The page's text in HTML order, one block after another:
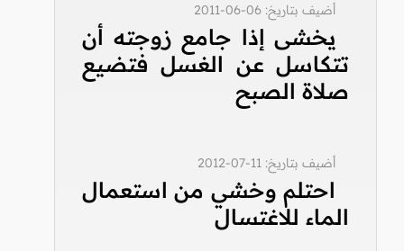
أضيف بتاريخ: 06-06-2011
يخشى إذا جامع زوجته أن
تتكاسل عن الغسل فتضيع
صلاة الصبح
أضيف بتاريخ: 11-07-2012
احتلم وخشي من استعمال
الماء للاغتسال